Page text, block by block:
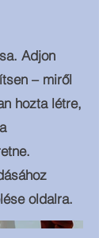
Adjon
– miről
hozta létre,
oldalra.